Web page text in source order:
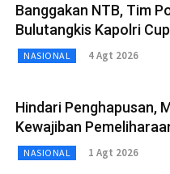
Banggakan NTB, Tim
Bulutangkis Kapolri
NASIONAL 4 Agt 2026
Hindari Penghapusan,
Kewajiban
NASIONAL 1 Agt 2026